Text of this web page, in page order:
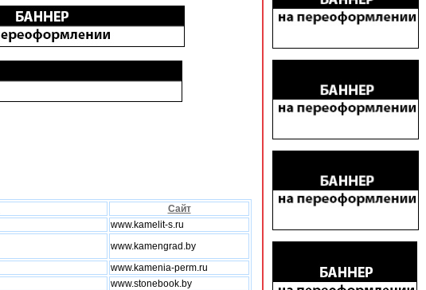
Сайт
www.kamelit-s.ru
www.kamengrad.by
www.kamenia-perm.ru
www.stonebook.by